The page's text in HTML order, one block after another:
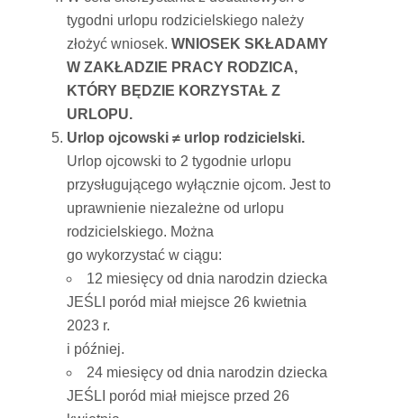
tygodni urlopu rodzicielskiego należy
złożyć wniosek. WNIOSEK SKŁADAMY
W ZAKŁADZIE PRACY RODZICA,
KTÓRY BĘDZIE KORZYSTAŁ Z
URLOPU.
Urlop ojcowski ≠ urlop rodzicielski.
Urlop ojcowski to 2 tygodnie urlopu
przysługującego wyłącznie ojcom. Jest to
uprawnienie niezależne od urlopu
rodzicielskiego. Można
go wykorzystać w ciągu:
12 miesięcy od dnia narodzin dziecka
JEŚLI poród miał miejsce 26 kwietnia
2023 r.
i później.
24 miesięcy od dnia narodzin dziecka
JEŚLI poród miał miejsce przed 26